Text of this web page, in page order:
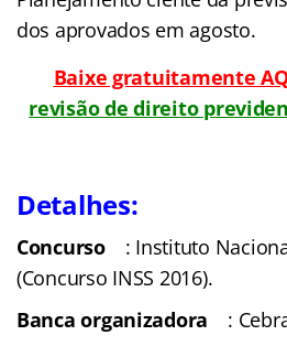
dos aprovados em agosto.
Baixe gratuitamente
revisão de direito
Detalhes:
Concurso
: Instituto
(Concurso INSS 2016).
Banca organizadora
: